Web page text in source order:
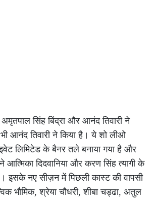
सिंह बिंद्रा और आनंद तिवारी ने
भी आनंद तिवारी ने किया है। ये शो लीओ
लिमिटेड के बैनर तले बनाया गया है और
आत्मिका दिदवानिया और करण सिंह त्यागी के
इसके नए सीज़न में पिछली कास्ट की वापसी
भौमिक, श्रेया चौधरी, शीबा चड्ढा, अतुल